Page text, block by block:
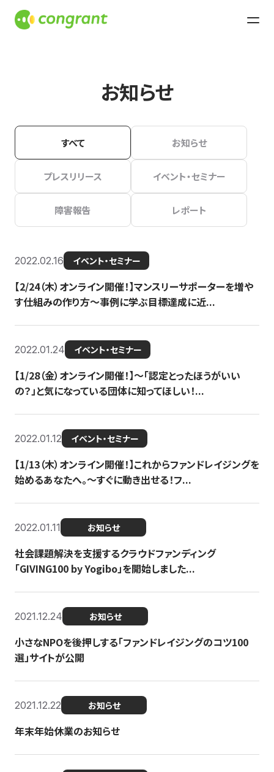
お知らせ
すべて お知らせ
プレスリリース イベント・セミナー
障害報告 レポート
2022.02.16 イベント・セミナー
【2/24（木）オンライン開催！】マンスリーサポーターを増や
す仕組みの作り方〜事例に学ぶ目標達成に近...
2022.01.24 イベント・セミナー
【1/28（金）オンライン開催！】〜「認定とったほうがいい
の？」と気になっている団体に知ってほしい！...
2022.01.12 イベント・セミナー
【1/13（木）オンライン開催！】これからファンドレイジングを
始めるあなたへ。〜すぐに動き出せる！フ...
2022.01.11 お知らせ
社会課題解決を支援するクラウドファンディング
「GIVING100 by Yogibo」を開始しました...
2021.12.24 お知らせ
小さなNPOを後押しする「ファンドレイジングのコツ100
選」サイトが公開
2021.12.22 お知らせ
年末年始休業のお知らせ